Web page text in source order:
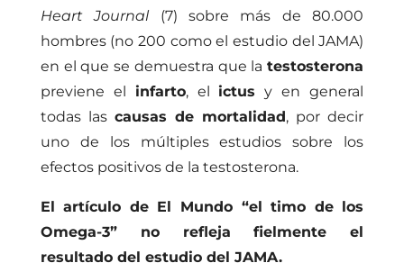
Heart Journal(7) sobre más de 80.000
hombres (no 200 como el estudio del JAMA)
en el que se demuestra que latestosterona
previene el infarto, el ictus y en general
todas las causas de mortalidad, por decir
uno de los múltiples estudios sobre los
efectos positivos de la testosterona.
El artículo de El Mundo “el timo de los
Omega-3” no refleja fielmente el
resultado del estudio del JAMA.